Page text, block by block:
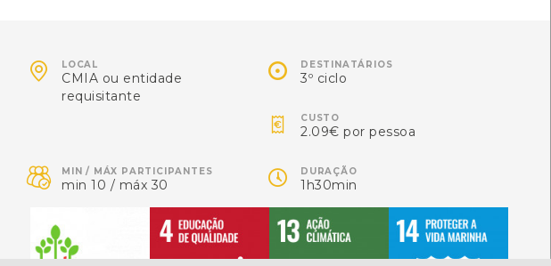
 LOCAL
CMIA ou entidade
requisitante
 DESTINATÁRIOS
3º ciclo
 CUSTO
2.09€ por pessoa
 MIN / MÁX PARTICIPANTES
min 10 / máx 30  DURAÇÃO
1h30min